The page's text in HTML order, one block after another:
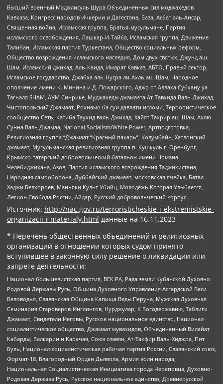
Высший военный Маджлисуль Шура Объединенных сил моджахедов
Кавказа, Конгресс народов Ичкерии и Дагестана, База, Асбат аль-Ансар,
Священная война, Исламская группа, Братья-мусульмане, Партия
исламского освобождения, Лашкар-И-Тайба, Исламская группа, Движение
Талибан, Исламская партия Туркестана, Общество социальных реформ,
Общество возрождения исламского наследия, Дом двух святых, Джунд аш-
Шам, Исламский джихад, Аль-Каида, Имарат Кавказ, АБТО, Правый сектор,
Исламское государство, Джабха аль-Нусра ли-Ахль аш-Шам, Народное
ополчение имени К. Минина и Д. Пожарского, Аджр от Аллаха Субхану уа
Тагьаля SHAM, АУМ Синрике, Муджахеды джамаата Ат-Тавхида Валь-Джихад,
Чистопольский Джамаат, Рохнамо ба суи давлати исломи, Террористическое
сообщество Сеть, Катиба Таухид валь-Джихад, Хайят Тахрир аш-Шам, Ахлю
Сунна Валь Джамаа, National Socialism/White Power, Артподготовка,
Религиозная группа “Джамаат “Красный пахарь”, Колумбайн, Хатлонский
джамаат, Мусульманская религиозная группа п. Кушкуль г. Оренбург,
Крымско-татарский добровольческий батальон имени Номана
Челебиджихана, Азов, Партия исламского возрождения Таджикистана,
Народная самооборона, Дуббайский джамаат, московская ячейка, Батал-
Хаджи Белхороев, Маньяки Культ Убийц, Молодёжь Которая Улыбается,
Легион Свобода России, Айдар, Русский добровольческий корпус
Источник: http://nac.gov.ru/terroristicheskie-i-ekstremistskie-
organizacii-i-materialy.html данные на 16.11.2023
* Перечень общественных объединений и религиозных
организаций в отношении которых судом принято
вступившее в законную силу решение о ликвидации или
запрете деятельности:
Национал-большевистская партия, ВЕК РА, Рада земли Кубанской Духовно
Родовой Державы Русь, Община Духовного Управления Асгардской Веси
Беловодья, Славянская Община Капища Веды Перуна, Мужская Духовная
Семинария Староверов-Инглингов, Нурджулар, К Богодержавию, Таблиги
Джамаат, Свидетели Иеговы, Русское национальное единство, Национал-
социалистическое общество, Джамаат мувахидов, Объединенный Вилайат
Кабарды, Балкарии и Карачая, Союз славян, Ат-Такфир Валь-Хиджра, Пит
Буль, Национал-социалистическая рабочая партия России, Славянский союз,
Формат-18, Благородный Орден Дьявола, Армия воли народа,
Национальная Социалистическая Инициатива города Череповца, Духовно-
Родовая Держава Русь, Русское национальное единство, Древнерусской